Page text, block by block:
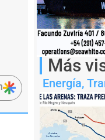
Más
Energía,